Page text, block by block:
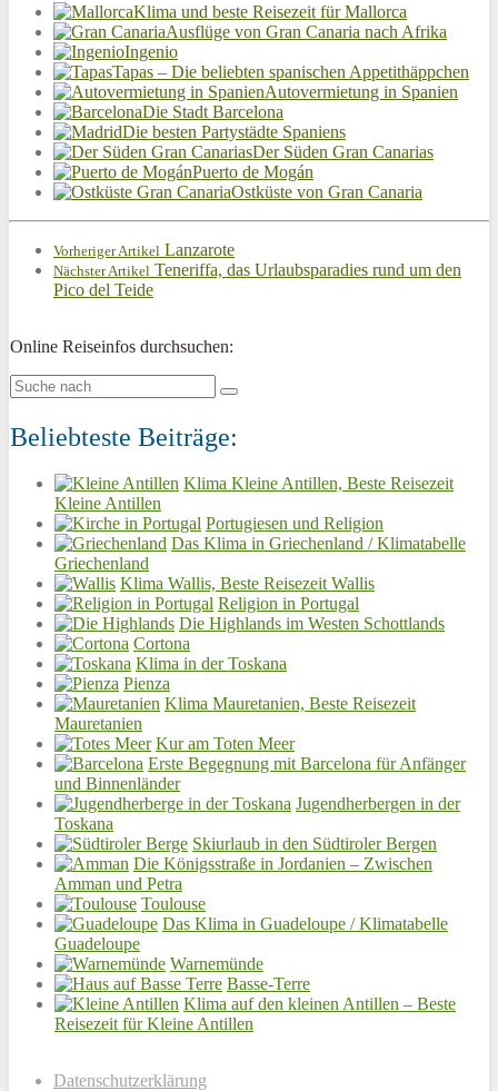
Klima und beste Reisezeit für Mallorca
Ausflüge von Gran Canaria nach Afrika
Ingenio
Tapas – Die beliebten spanischen Appetithäppchen
Autovermietung in Spanien
Die Stadt Barcelona
Die besten Partystädte Spaniens
Der Süden Gran Canarias
Puerto de Mogán
Ostküste von Gran Canaria
Vorheriger Artikel Lanzarote
Nächster Artikel Teneriffa, das Urlaubsparadies rund um den
Pico del Teide
Online Reiseinfos durchsuchen:
Beliebteste Beiträge:
Klima Kleine Antillen, Beste Reisezeit
Kleine Antillen
Portugiesen und Religion
Das Klima in Griechenland / Klimatabelle
Griechenland
Klima Wallis, Beste Reisezeit Wallis
Religion in Portugal
Die Highlands im Westen Schottlands
Cortona
Klima in der Toskana
Pienza
Klima Mauretanien, Beste Reisezeit
Mauretanien
Kur am Toten Meer
Erste Begegnung mit Barcelona für Anfänger
und Binnenländer
Jugendherbergen in der
Toskana
Skiurlaub in den Südtiroler Bergen
Die Königsstraße in Jordanien – Zwischen
Amman und Petra
Toulouse
Das Klima in Guadeloupe / Klimatabelle
Guadeloupe
Warnemünde
Basse-Terre
Klima auf den kleinen Antillen – Beste
Reisezeit für Kleine Antillen
Datenschutzerklärung